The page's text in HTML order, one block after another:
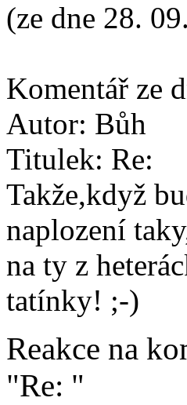
(ze dne 28.
Komentář ze
Autor: Bůh
Titulek: Re:
Takže,když
naplození
na ty z
tatínky! ;-)
Reakce na
"Re: "